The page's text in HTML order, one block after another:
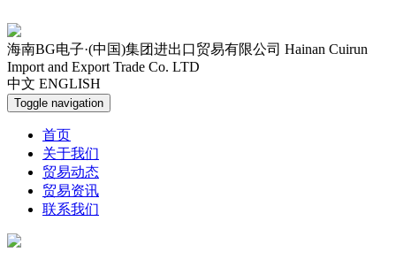
海南BG电子·(中国)集团进出口贸易有限公司 Hainan Cuirun
Import and Export Trade Co. LTD
中文 ENGLISH
Toggle navigation
首页
关于我们
贸易动态
贸易资讯
联系我们